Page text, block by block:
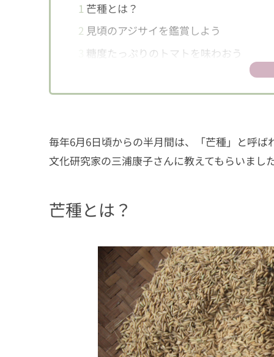
1 芒種とは？
2 見頃のアジサイを鑑賞しよう
糖度たっぷりのトマトを味わおう
毎年6月6日頃からの半月間は、「芒種」と呼
文化研究家の三浦康子さんに教えてもらいまし
芒種とは？